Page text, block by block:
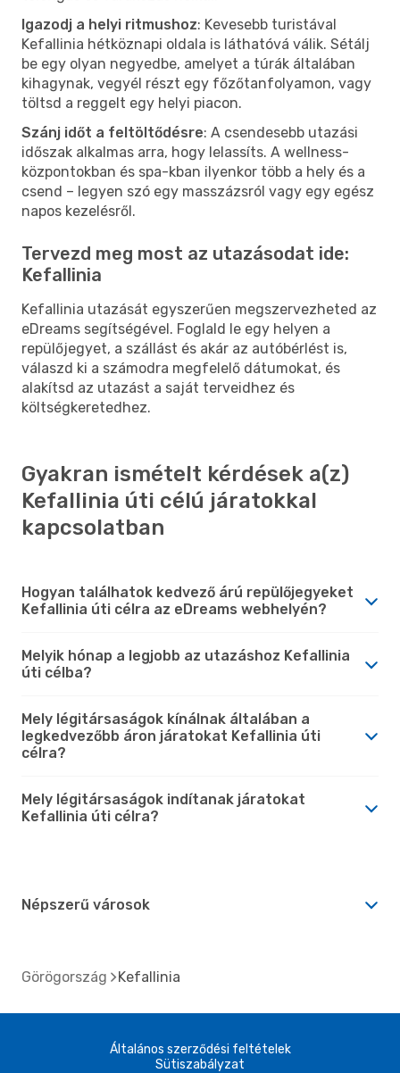
Igazodj a helyi ritmushoz: Kevesebb turistával
Kefallinia hétköznapi oldala is láthatóvá válik. Sétálj
be egy olyan negyedbe, amelyet a túrák általában
kihagynak, vegyél részt egy főzőtanfolyamon, vagy
töltsd a reggelt egy helyi piacon.
Szánj időt a feltöltődésre: A csendesebb utazási
időszak alkalmas arra, hogy lelassíts. A wellness-
központokban és spa-kban ilyenkor több a hely és a
csend – legyen szó egy masszázsról vagy egy egész
napos kezelésről.
Tervezd meg most az utazásodat ide:
Kefallinia
Kefallinia utazását egyszerűen megszervezheted az
eDreams segítségével. Foglald le egy helyen a
repülőjegyet, a szállást és akár az autóbérlést is,
válaszd ki a számodra megfelelő dátumokat, és
alakítsd az utazást a saját terveidhez és
költségkeretedhez.
Gyakran ismételt kérdések a(z)
Kefallinia úti célú járatokkal
kapcsolatban
Hogyan találhatok kedvező árú repülőjegyeket
Kefallinia úti célra az eDreams webhelyén?
Melyik hónap a legjobb az utazáshoz Kefallinia
úti célba?
Mely légitársaságok kínálnak általában a
legkedvezőbb áron járatokat Kefallinia úti
célra?
Mely légitársaságok indítanak járatokat
Kefallinia úti célra?
Népszerű városok
Görögország Kefallinia
Általános szerződési feltételek
Sütiszabályzat